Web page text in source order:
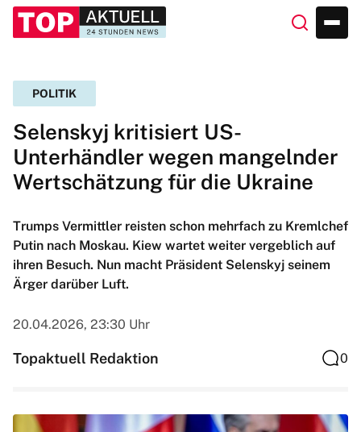
POLITIK
Selenskyj kritisiert US-
Unterhändler wegen mangelnder
Wertschätzung für die Ukraine
Trumps Vermittler reisten schon mehrfach zu Kremlchef
Putin nach Moskau. Kiew wartet weiter vergeblich auf
ihren Besuch. Nun macht Präsident Selenskyj seinem
Ärger darüber Luft.
20.04.2026, 23:30 Uhr
Topaktuell Redaktion 0